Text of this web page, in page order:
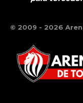
© 2009 - 2026